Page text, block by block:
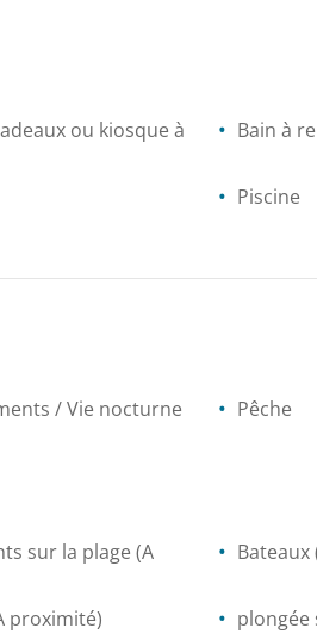
ou kiosque à
Bain à
Piscine
/ Vie nocturne Pêche
sur la plage (A
Bateaux
proximité) plongée